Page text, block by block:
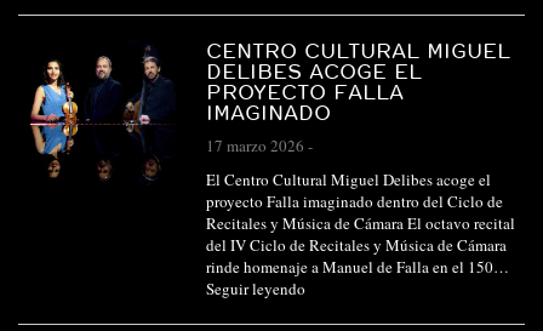
CENTRO CULTURAL MIGUEL
DELIBES ACOGE EL
PROYECTO FALLA
IMAGINADO
17 marzo 2026 -
El Centro Cultural Miguel Delibes acoge el
proyecto Falla imaginado dentro del Ciclo de
Recitales y Música de Cámara El octavo recital
del IV Ciclo de Recitales y Música de Cámara
rinde homenaje a Manuel de Falla en el 150…
Seguir leyendo